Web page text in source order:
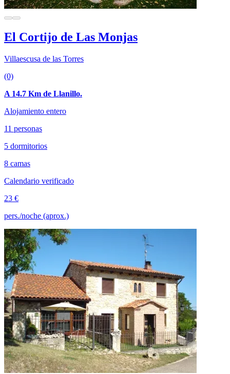
El Cortijo de Las Monjas
Villaescusa de las Torres
(0)
A 14.7 Km de Llanillo.
Alojamiento entero
11 personas
5 dormitorios
8 camas
Calendario verificado
23 €
pers./noche (aprox.)